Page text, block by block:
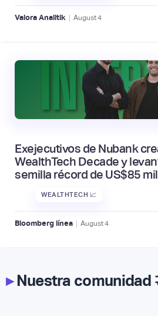
Valora Analitik | August4
Exejecutivos de Nubank
WealthTech Decade y
semilla récord de US$85
WEALTHTECH 📈
Bloomberg línea | August4
▸Nuestra comunidad